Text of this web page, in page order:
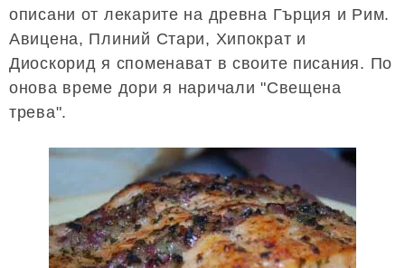
описани от лекарите на древна Гърция и Рим.
Авицена, Плиний Стари, Хипократ и
Диоскорид я споменават в своите писания. По
онова време дори я наричали "Свещена
трева".